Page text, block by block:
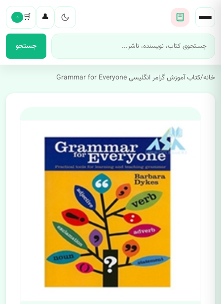
جستجو
👤
🛒 ۰
خانه/کتاب آموزش گرامر انگلیسی Grammar for Everyone